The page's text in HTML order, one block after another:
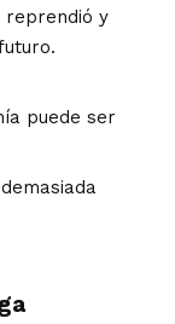
reprendió y
puede ser